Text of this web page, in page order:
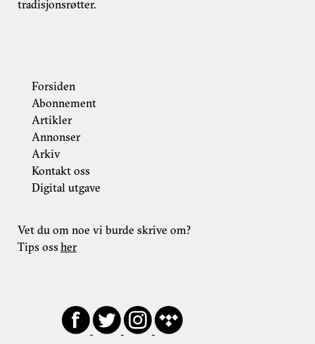
tradisjonsrøtter.
Forsiden
Abonnement
Artikler
Annonser
Arkiv
Kontakt oss
Digital utgave
Vet du om noe vi burde skrive om?
Tips ossher